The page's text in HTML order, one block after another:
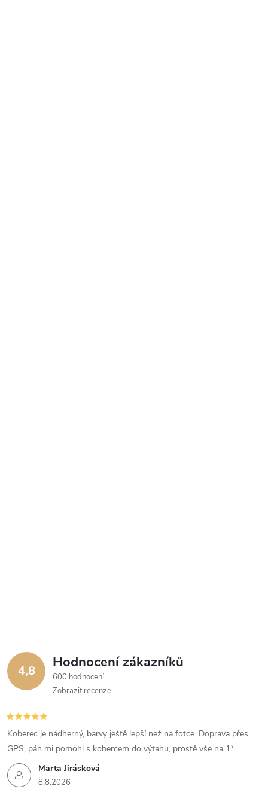
4,8 Hodnocení zákazníků
600 hodnocení
Zobrazit recenze
Marta Jirásková
8.8.2026
Koberec je nádherný, barvy ještě lepší než na fotce. Doprava přes
GPS, pán mi pomohl s kobercem do výtahu, prostě vše na 1*.